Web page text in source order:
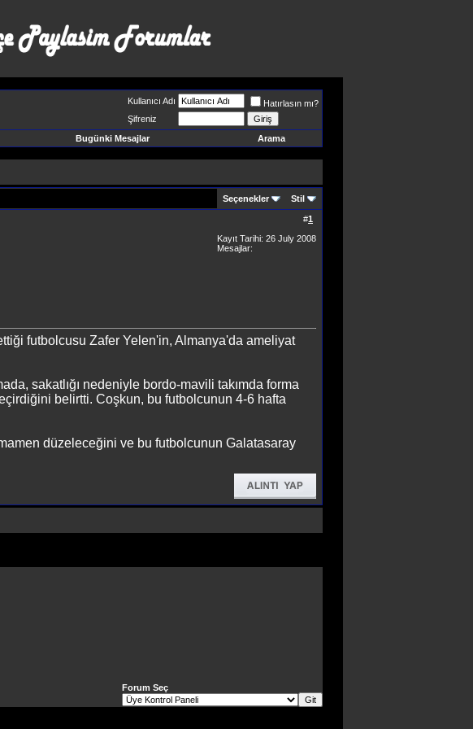
Kullanıcı Adı
Hatırlasın mı?
Şifreniz
Bugünki Mesajlar Arama
Seçenekler Stil
#1
Kayıt Tarihi: 26 July 2008
Mesajlar:
futbolcusu Zafer Yelen'in, Almanya'da ameliyat
sakatlığı nedeniyle bordo-mavili takımda forma
belirtti. Coşkun, bu futbolcunun 4-6 hafta
düzeleceğini ve bu futbolcunun Galatasaray
Forum Seç